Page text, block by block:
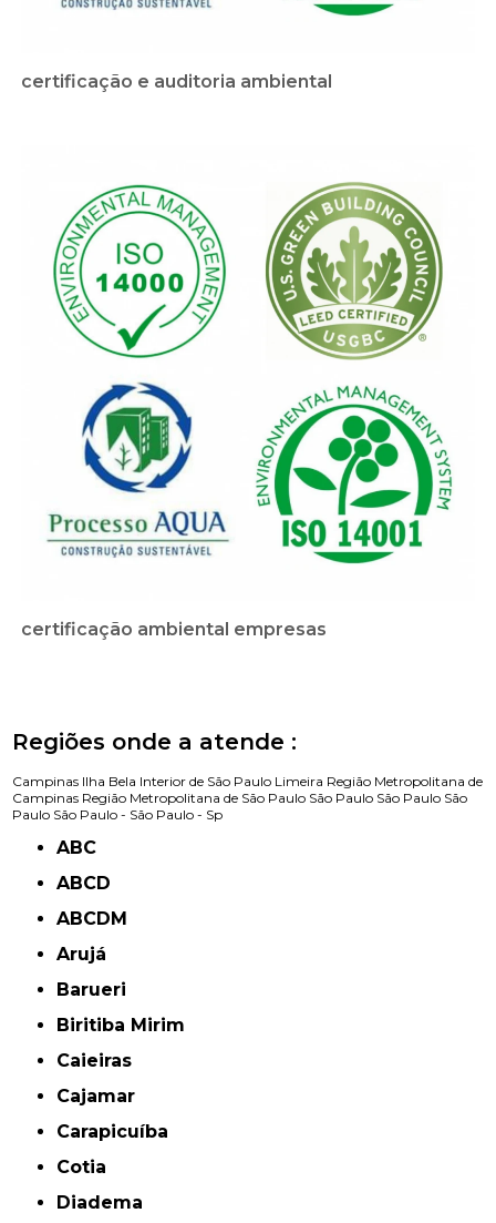
certificação e auditoria ambiental
certificação ambiental empresas
Regiões onde a atende :
Campinas Ilha Bela Interior de São Paulo Limeira Região Metropolitana de
Campinas Região Metropolitana de São Paulo São Paulo São Paulo São
Paulo São Paulo - São Paulo - Sp
ABC
ABCD
ABCDM
Arujá
Barueri
Biritiba Mirim
Caieiras
Cajamar
Carapicuíba
Cotia
Diadema